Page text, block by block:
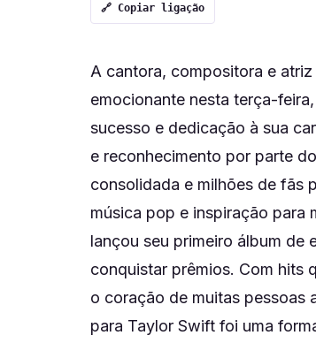
🔗 Copiar ligação
A cantora, compositora e
emocionante nesta terça-
sucesso e dedicação à sua
e reconhecimento por parte
consolidada e milhões de fãs
música pop e inspiração para
lançou seu primeiro álbum de
conquistar prêmios. Com hits
o coração de muitas pessoas
para Taylor Swift foi uma